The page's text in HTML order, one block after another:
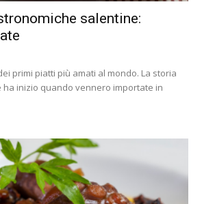
salentine:
primi piatti più amati al mondo. La storia
ha inizio quando vennero importate in